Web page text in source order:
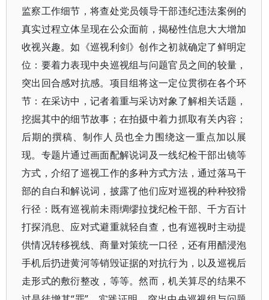
监察工作细节，将查处党员领导干部违纪违法案例的
真实过程立体呈现在公众面前，揭秘性信息大大增加
收视兴趣。如《巡视利剑》创作之初就确定了鲜明定
位：要着力表现中央巡视组与问题官员之间的较量，
突出回合感对抗感。项目组将这一定位贯彻在各个环
节：在采访中，记者着重与采访对象了解相关话题，
挖掘其中的细节故事；在拍摄中着力抓取有关内容；
后期的撰稿、制作人员也全力围绕这一重点加以展
现。专题片通过画面配解说词及一线纪检干部出镜等
方式，介绍了巡视工作的多种方式方法，通过落马干
部的自白和解说词，披露了他们应对巡视的种种狡猾
行径：既有巡视前未雨绸缪拉拢纪检干部、千方百计
打探消息、应对式避重就轻自查，也有巡视时主动提
供情况转移视线、商量对策统一口径，还有用醋浸泡
手机后扔进黄河等销毁证据的对抗行为，以及巡视后
走形式的敷衍整改，等等。然而，机关算尽的结果不